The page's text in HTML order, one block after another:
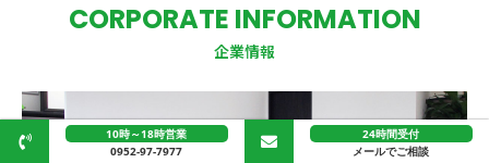
CORPORATE INFORMATION
企業情報
10時～18時営業
0952-97-7977
24時間受付
メールでご相談